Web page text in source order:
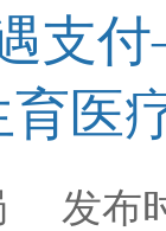
支
医
发布